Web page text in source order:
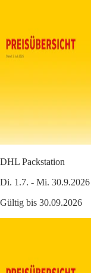
DHL Packstation
Di. 1.7. - Mi. 30.9.2026
Gültig bis 30.09.2026